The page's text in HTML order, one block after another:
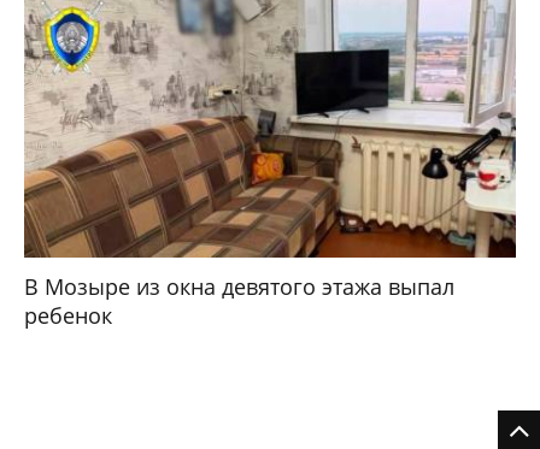
В Мозыре из окна девятого этажа выпал
ребенок